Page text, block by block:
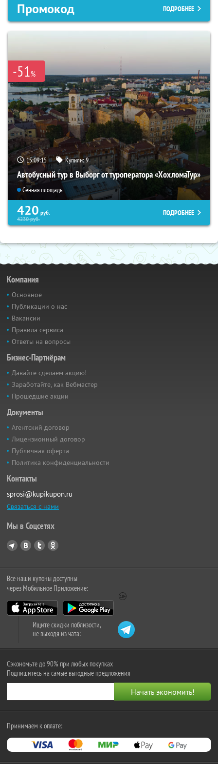
Промокод ПОДРОБНЕЕ
-51%
15:09:14 Купили:9
Автобусный тур в Выборг от туроператора «ХохломаТур»
Сенная площадь
420 руб.
4230руб.
ПОДРОБНЕЕ
Компания
Основное
Публикации о нас
Вакансии
Правила сервиса
Ответы на вопросы
Бизнес-Партнёрам
Давайте сделаем акцию!
Заработайте, как Вебмастер
Прошедшие акции
Документы
Агентский договор
Лицензионный договор
Публичная оферта
Политика конфиденциальности
Контакты
sprosi@kupikupon.ru
Связаться с нами
Мы в Соцсетях
Все наши купоны доступны
через Мобильное Приложение:
Ищите скидки поблизости,
не выходя из чата:
Сэкономьте до 90% при любых покупках
Подпишитесь на самые выгодные предложения
Принимаем к оплате: